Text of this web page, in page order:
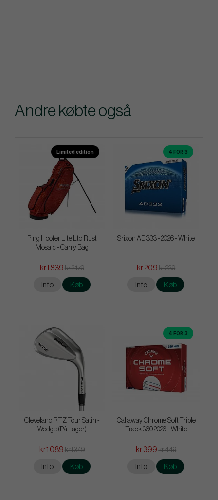
Andre købte også
Limited edition
Ping Hoofer Lite Ltd Rust
Mosaic - Carry Bag
kr.1 839 kr.2 179
Info Køb
4 FOR 3
Srixon AD 333 - 2026 - White
kr.209 kr.239
Info Køb
Cleveland RTZ Tour Satin -
Wedge (På Lager)
kr.1 089 kr.1 349
Info Køb
4 FOR 3
Callaway Chrome Soft Triple
Track 360 2026 - White
kr.399 kr.449
Info Køb